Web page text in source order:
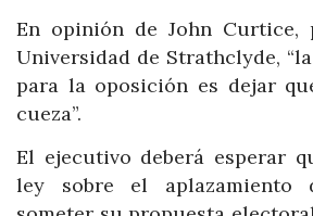
En opinión de John
Universidad de Strathclyde,
para la oposición es dejar
cueza”.
El ejecutivo deberá esperar
ley sobre el aplazamiento